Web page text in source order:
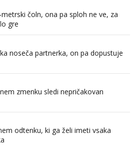
čoln, ona pa sploh ne ve, za
gre
noseča partnerka, on pa dopustuje
zmenku sledi nepričakovan
odtenku, ki ga želi imeti vsaka